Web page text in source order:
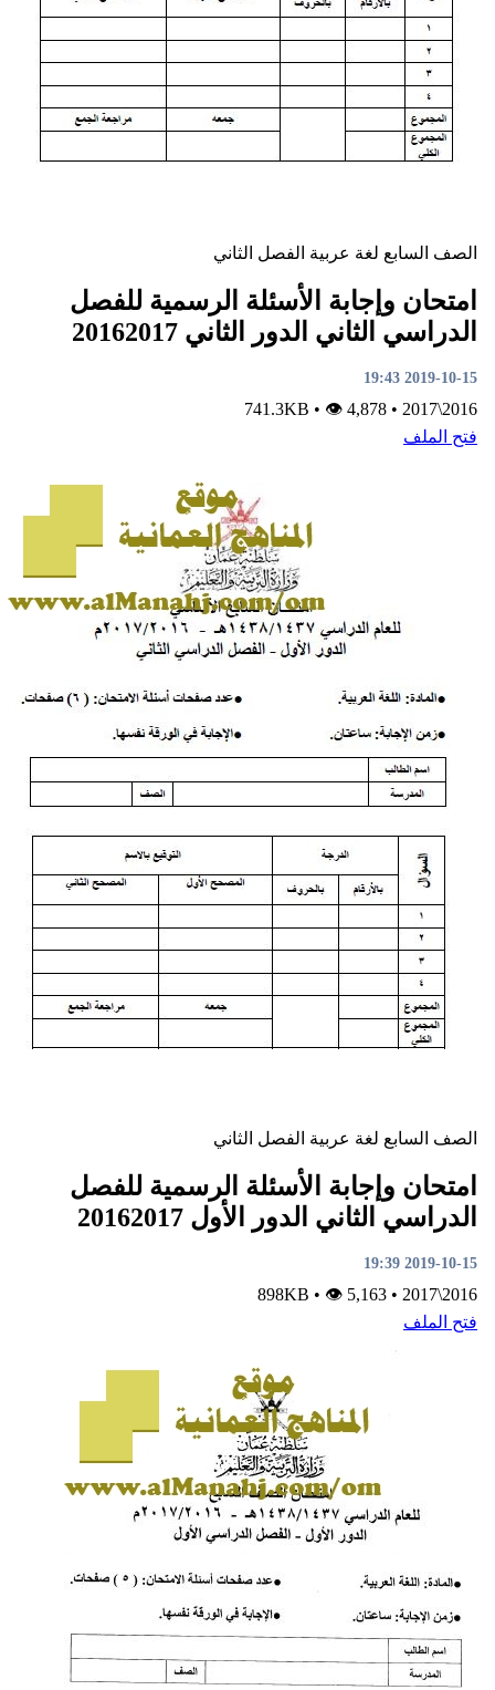
الصف السابع لغة عربية الفصل الثاني
امتحان وإجابة الأسئلة الرسمية للفصل
الدراسي الثاني الدور الثاني 20162017
2019-10-15 19:43
2016\2017
•
741.3KB
•👁 4,878
فتح الملف
الصف السابع لغة عربية الفصل الثاني
امتحان وإجابة الأسئلة الرسمية للفصل
الدراسي الثاني الدور الأول 20162017
2019-10-15 19:39
2016\2017
•
898KB
•👁 5,163
فتح الملف